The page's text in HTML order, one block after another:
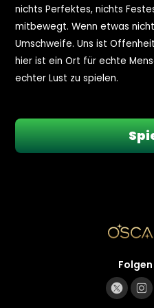
nichts Perfektes, nichts
mitbewegt. Wenn etwas
Umschweife. Uns ist
hier ist ein Ort für echte
echter Lust zu spielen.
Folgen